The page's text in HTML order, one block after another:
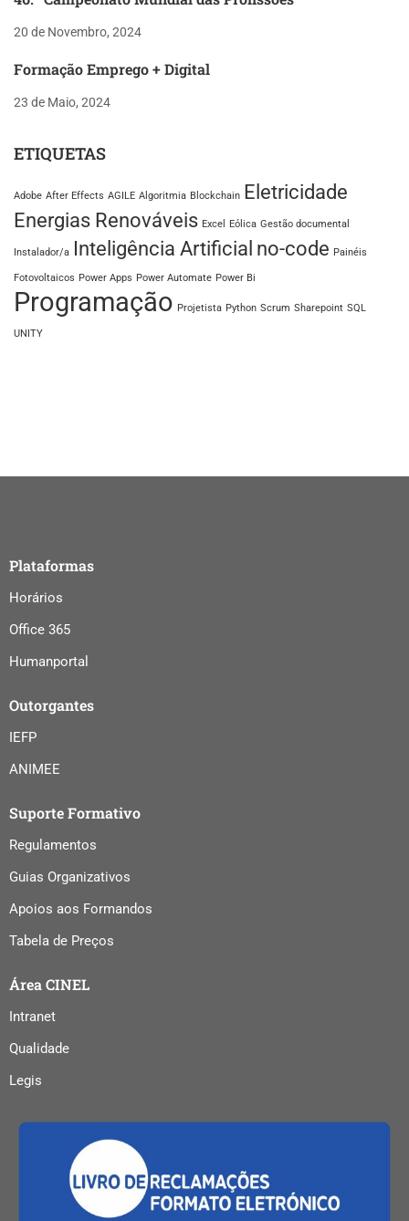
20 de Novembro, 2024
Formação Emprego + Digital
23 de Maio, 2024
ETIQUETAS
Adobe After Effects AGILE Algoritmia Blockchain Eletricidade
Energias Renováveis Excel Eólica Gestão documental
Instalador/a Inteligência Artificial no-code Painéis
Fotovoltaicos Power Apps Power Automate Power Bi
Programação Projetista Python Scrum Sharepoint SQL
UNITY
Plataformas
Horários
Office 365
Humanportal
Outorgantes
IEFP
ANIMEE
Suporte Formativo
Regulamentos
Guias Organizativos
Apoios aos Formandos
Tabela de Preços
Área CINEL
Intranet
Qualidade
Legis